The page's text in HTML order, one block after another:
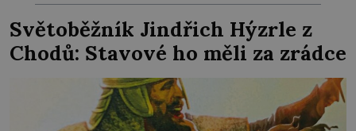
chlapečka s modrou filcovou čapkou, z níž se
draly blonďaté vlásky. Fakt, že jsou těla
dávných lidí nesmírně dobře zachovalá,
přičítají odborníci zdejším klimatickým
podmínkám. Sucho, prosolené písky a
extrémně […]
Světoběžník Jindřich Hýzrle z
Chodů: Stavové ho měli za zrádce